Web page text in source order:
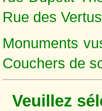
Rue des Vertus
Monuments
Couchers de
Veuillez